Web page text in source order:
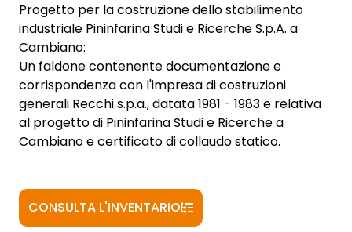
Progetto per la costruzione dello stabilimento
industriale Pininfarina Studi e Ricerche S.p.A. a
Cambiano:
Un faldone contenente documentazione e
corrispondenza con l'impresa di costruzioni
generali Recchi s.p.a., datata 1981 - 1983 e relativa
al progetto di Pininfarina Studi e Ricerche a
Cambiano e certificato di collaudo statico.
CONSULTA L'INVENTARIO